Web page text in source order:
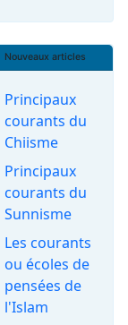
Nouveaux articles
Principaux
courants du
Chiisme
Principaux
courants du
Sunnisme
Les courants
ou écoles de
pensées de
l'Islam